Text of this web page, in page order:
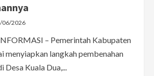
06/2026
– Pemerintah Kabupaten
menyiapkan langkah pembenahan
Desa Kuala Dua,...